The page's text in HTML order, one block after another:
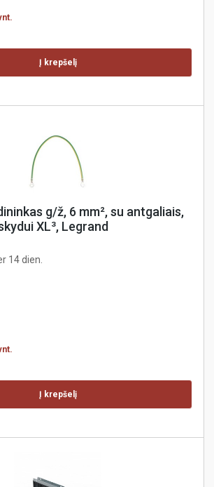
Į krepšelį
g/ž, 6 mm², su antgaliais,
XL³, Legrand
14 dien.
Į krepšelį